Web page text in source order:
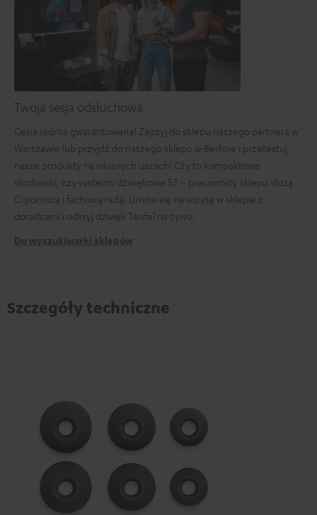
Twoja sesja odsłuchowa
Gęsia skórka gwarantowana! Zajrzyj do sklepu naszego partnera w
Warszawie lub przyjdź do naszego sklepu w Berlinie i przetestuj
nasze produkty na własnych uszach! Czy to kompaktowe
słuchawki, czy systemy dźwiękowe 5.1 – pracownicy sklepu służą
Ci pomocą i fachową radą. Umów się na wizytę w sklepie z
doradcami i odkryj dźwięk Teufel na żywo.
Do wyszukiwarki sklepów
Szczegóły techniczne